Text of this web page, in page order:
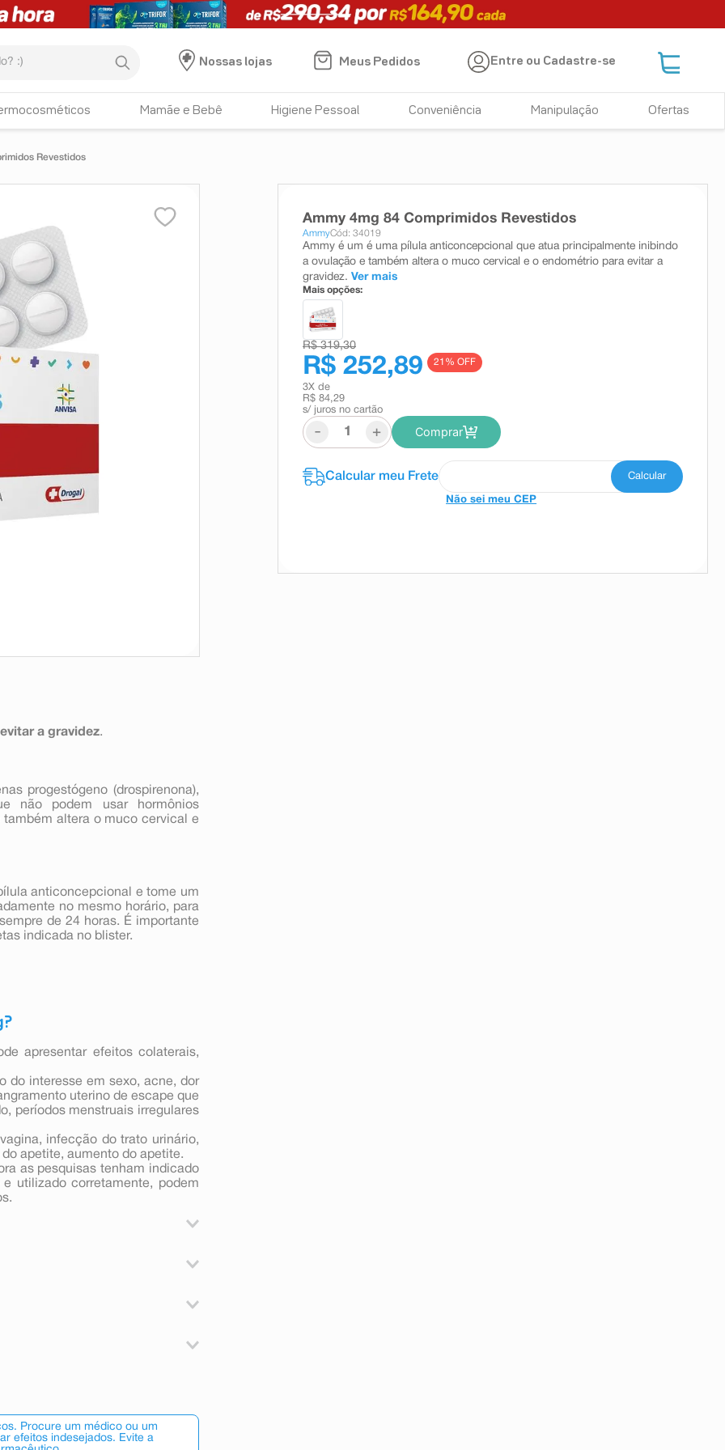
Nossas lojas
Meus Pedidos Entre ou Cadastre-se
Mamãe e Bebê Higiene Pessoal Conveniência Manipulação Ofertas
Revestidos
evitar a gravidez.
progestógeno (drospirenona),
não podem usar hormônios
altera o muco cervical e
anticoncepcional e tome um
no mesmo horário, para
de 24 horas. É importante
indicada no blister.
apresentar efeitos colaterais,
do interesse em sexo, acne, dor
uterino de escape que
períodos menstruais irregulares
infecção do trato urinário,
apetite, aumento do apetite.
as pesquisas tenham indicado
utilizado corretamente, podem
seja sensível aos hormônios
do Ammy®. Veja no item
(glândulas localizadas logo
que devo saber antes de tomar
adicionais e consulte o
irregulares durante o uso de
que a proteção contraceptiva
1 comprimido
Procure um médico ou um
efeitos indesejados. Evite a
Ammy 4mg 84 Comprimidos Revestidos
AmmyCód: 34019
Ammy é um é uma pílula anticoncepcional que atua principalmente inibindo
a ovulação e também altera o muco cervical e o endométrio para evitar a
gravidez. Ver mais
Mais opções:
R$ 319,30
R$ 252,89 21 % OFF
3X de
R$ 84,29
s/ juros no cartão
- + Comprar
Não sei meu CEP